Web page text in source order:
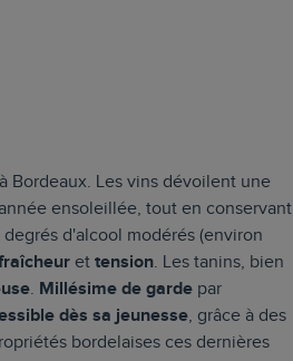
à Bordeaux. Les vins dévoilent une
ensoleillée, tout en conservant
d'alcool modérés (environ
ettension. Les tanins, bien
. Millésime de garde par
dès sa jeunesse, grâce à des
bordelaises ces dernières